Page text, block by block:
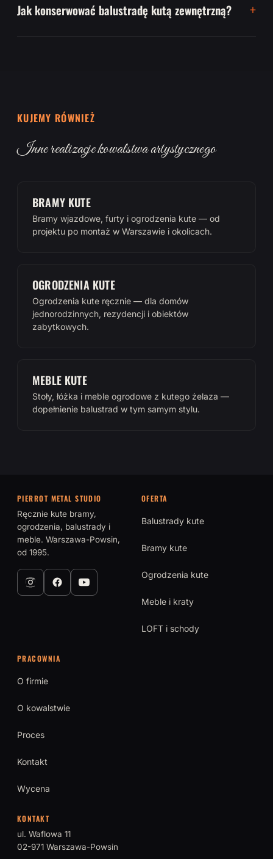
Jak konserwować balustradę kutą zewnętrzną?
KUJEMY RÓWNIEŻ
Inne realizacje kowalstwa artystycznego
BRAMY KUTE
Bramy wjazdowe, furty i ogrodzenia kute — od
projektu po montaż w Warszawie i okolicach.
OGRODZENIA KUTE
Ogrodzenia kute ręcznie — dla domów
jednorodzinnych, rezydencji i obiektów
zabytkowych.
MEBLE KUTE
Stoły, łóżka i meble ogrodowe z kutego żelaza —
dopełnienie balustrad w tym samym stylu.
PIERROT METAL STUDIO
Ręcznie kute bramy,
ogrodzenia, balustrady i
meble. Warszawa-Powsin,
od 1995.
OFERTA
Balustrady kute
Bramy kute
Ogrodzenia kute
Meble i kraty
LOFT i schody
PRACOWNIA
O firmie
O kowalstwie
Proces
Kontakt
Wycena
KONTAKT
ul. Waflowa 11
02-971 Warszawa-Powsin